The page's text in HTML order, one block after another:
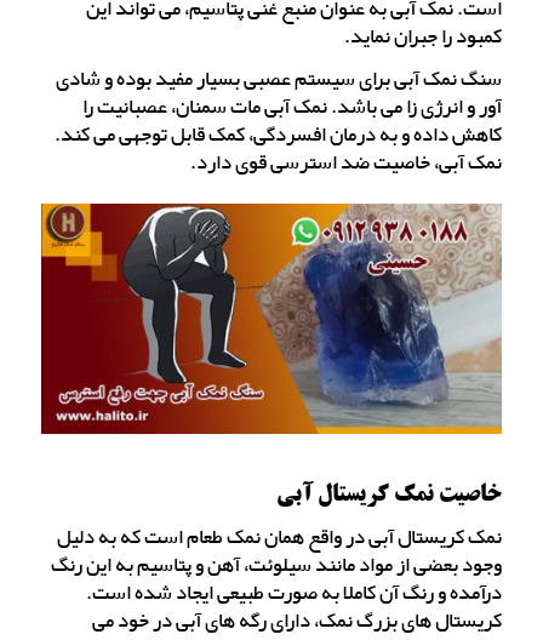
است. نمک آبی به عنوان منبع غنی پتاسیم، می تواند این
کمبود را جبران نماید.
سنگ نمک آبی برای سیستم عصبی بسیار مفید بوده و شادی
آور و انرژی زا می باشد. نمک آبی مات سمنان، عصبانیت را
کاهش داده و به درمان افسردگی، کمک قابل توجهی می کند.
نمک آبی، خاصیت ضد استرسی قوی دارد.
خاصیت نمک کریستال آبی
نمک کریستال آبی در واقع همان نمک طعام است که به دلیل
وجود بعضی از مواد مانند سیلوئت، آهن و پتاسیم به این رنگ
درآمده و رنگ آن کاملا به صورت طبیعی ایجاد شده است.
کریستال های بزرگ نمک، دارای رگه های آبی در خود می